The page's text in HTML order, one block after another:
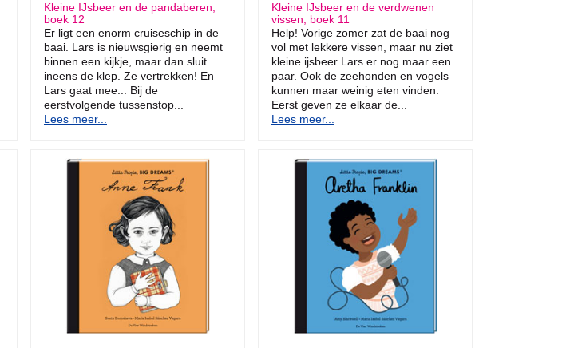
Kleine IJsbeer en de pandaberen,
boek 12
Er ligt een enorm cruiseschip in de
baai. Lars is nieuwsgierig en neemt
binnen een kijkje, maar dan sluit
ineens de klep. Ze vertrekken! En
Lars gaat mee... Bij de
eerstvolgende tussenstop...
Lees meer...
Kleine IJsbeer en de verdwenen
vissen, boek 11
Help! Vorige zomer zat de baai nog
vol met lekkere vissen, maar nu ziet
kleine ijsbeer Lars er nog maar een
paar. Ook de zeehonden en vogels
kunnen maar weinig eten vinden.
Eerst geven ze elkaar de...
Lees meer...